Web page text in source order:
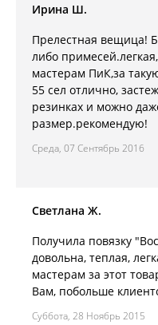
Ирина Ш.
Прелестная вещица!
либо
мастерам ПиК,за
55 сел отлично,
резинках и можно
размер.рекомендую!
Среда, 07 Сентябрь 2016
Светлана Ж.
Получила повязку
довольна, теплая,
мастерам за этот
Вам, побольше
Суббота, 28 Ноябрь 2015